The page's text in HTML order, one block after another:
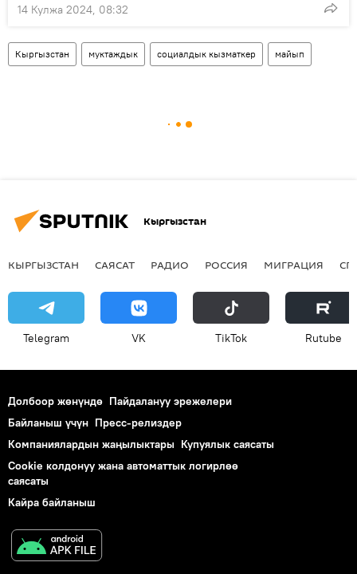
14 Кулжа 2024, 08:32
Кыргызстан муктаждык социалдык кызматкер майып
Кыргызстан
КЫРГЫЗСТАН САЯСАТ РАДИО РОССИЯ МИГРАЦИЯ
Telegram VK ТikТоk Rutube
Долбоор жөнүндө Пайдалануу эрежелери
Байланыш үчүн Пресс-релиздер
Компаниялардын жаңылыктары Купуялык саясаты
Cookie колдонуу жана автоматтык логирлөө
саясаты
Кайра байланыш